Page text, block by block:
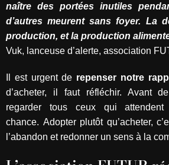
naître des portées inutiles
d’autres meurent sans foyer. La
production, et la production
Vuk, lanceuse d’alerte, association
Il est urgent de repenser notre
d’acheter, il faut réfléchir. Avant
regarder tous ceux qui
chance. Adopter plutôt qu’acheter,
l’abandon et redonner un sens à la